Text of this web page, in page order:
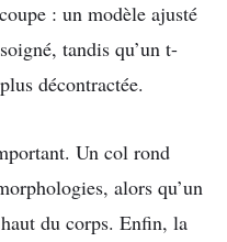
: un modèle ajusté
tandis qu’un t-
décontractée.
Un col rond
alors qu’un
du corps. Enfin, la